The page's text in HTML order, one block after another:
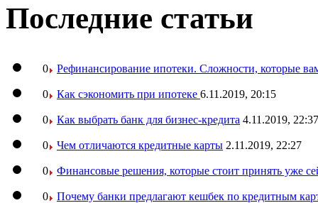
Последние статьи
0 Рефинансирование ипотеки. Сложности, которые
0 Как сэкономить при ипотеке 6.11.2019, 20:15
0 Как выбрать банк для бизнес-кредита 4.11.2019, 22:37
0 Чем отличаются кредитные карты 2.11.2019, 22:27
0 Финансовые решения, которые стоит принять уже
0 Почему банки предлагают кешбек по кредитным